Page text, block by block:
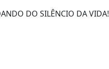
DO SILÊNCIO DA VIDA!